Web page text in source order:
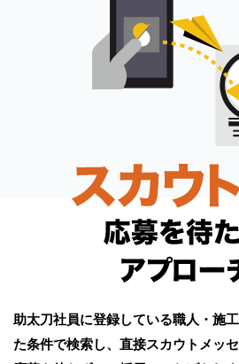
助太刀社員に登録している職人・施
た条件で検索し、直接スカウトメッ